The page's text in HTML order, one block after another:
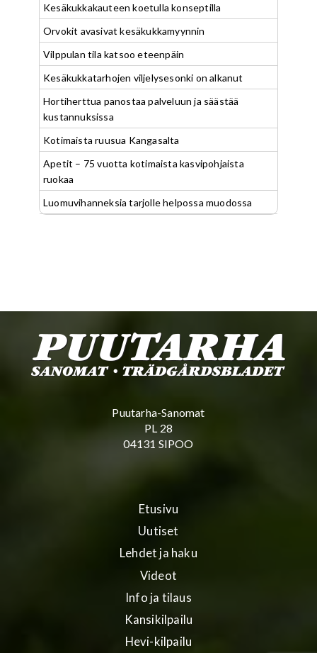
Kesäkukkakauteen koetulla konseptilla
Orvokit avasivat kesäkukkamyynnin
Vilppulan tila katsoo eteenpäin
Kesäkukkatarhojen viljelysesonki on alkanut
Hortiherttua panostaa palveluun ja säästää
kustannuksissa
Kotimaista ruusua Kangasalta
Apetit – 75 vuotta kotimaista kasvipohjaista
ruokaa
Luomuvihanneksia tarjolle helpossa muodossa
Puutarha-Sanomat
PL 28
04131 SIPOO
Etusivu
Uutiset
Lehdet ja haku
Videot
Info ja tilaus
Kansikilpailu
Hevi-kilpailu